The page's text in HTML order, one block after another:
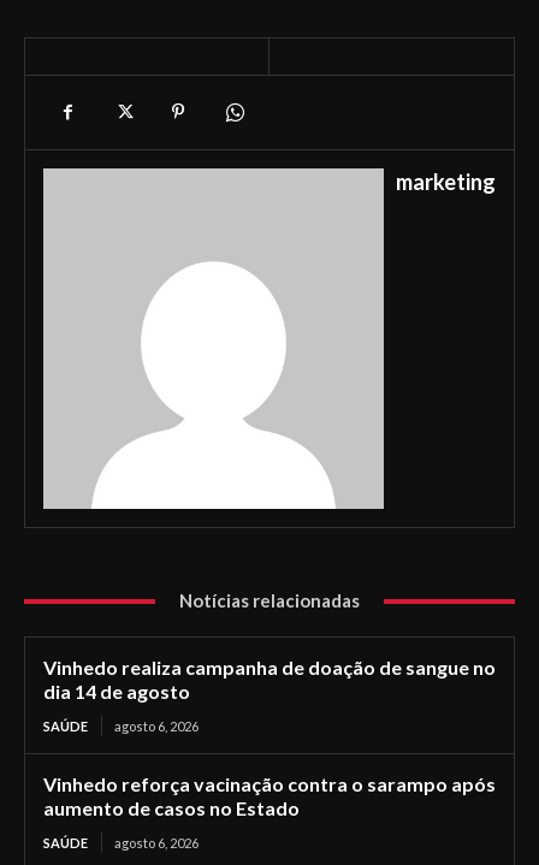
marketing
Notícias relacionadas
Vinhedo realiza campanha de doação de sangue no
dia 14 de agosto
SAÚDE agosto 6, 2026
Vinhedo reforça vacinação contra o sarampo após
aumento de casos no Estado
SAÚDE agosto 6, 2026